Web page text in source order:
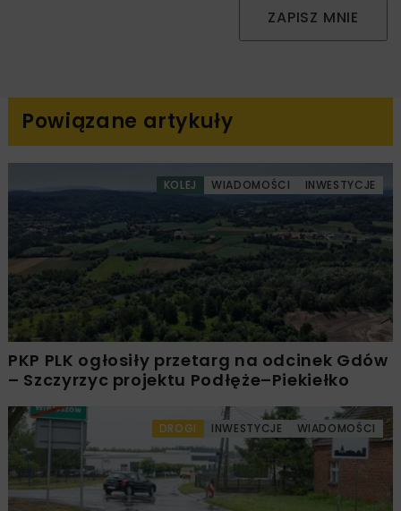
ZAPISZ MNIE
Powiązane artykuły
KOLEJ WIADOMOŚCI INWESTYCJE
PKP PLK ogłosiły przetarg na odcinek Gdów
– Szczyrzyc projektu Podłęże–Piekiełko
DROGI INWESTYCJE WIADOMOŚCI